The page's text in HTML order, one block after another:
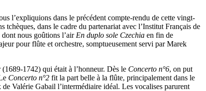
l’expliquions dans le précédent compte-rendu de cette vingt-
dans le cadre du partenariat avec l’Institut Français de
nous goûtions l’air En duplo sole Czechia en fin de
pour flûte et orchestre, somptueusement servi par Marek
1742) qui était à l’honneur. Dès le Concerto n°6, on put
Concerto n°2 fit la part belle à la flûte, principalement dans le
Valérie Gabail l’intermédiaire idéal. Les vocalises parurent